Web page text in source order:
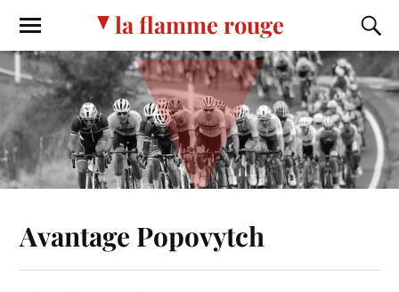
la flamme rouge
Avantage Popovytch